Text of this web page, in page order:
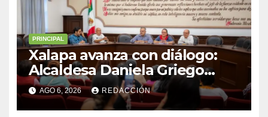
PRINCIPAL
Xalapa avanza con diálogo:
Alcaldesa Daniela Griego
Ceballos impulsa obras y
servicios para colonias del
AGO 6, 2026 REDACCIÓN